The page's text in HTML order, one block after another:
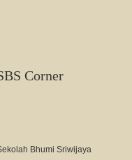
Corner
Bhumi Sriwijaya